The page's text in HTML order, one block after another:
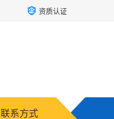
资质认证
联系方式